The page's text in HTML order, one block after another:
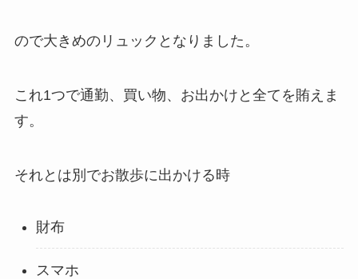
ので大きめのリュックとなりました。
これ1つで通勤、買い物、お出かけと全てを賄えま
す。
それとは別でお散歩に出かける時
財布
スマホ